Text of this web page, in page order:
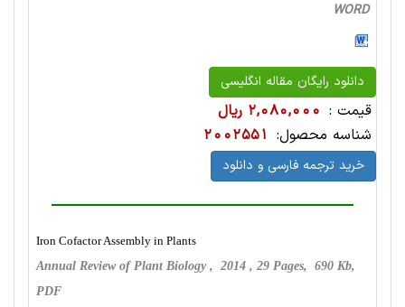
WORD
دانلود رایگان مقاله انگلیسی
قیمت : 2,080,000 ریال
شناسه محصول: 2002551
خرید ترجمه فارسی و دانلود
Iron Cofactor Assembly in Plants
Annual Review of Plant Biology , 2014 , 29 Pages, 690 Kb,
PDF